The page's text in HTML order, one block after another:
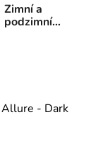
Zimní a
podzimní
- Dark